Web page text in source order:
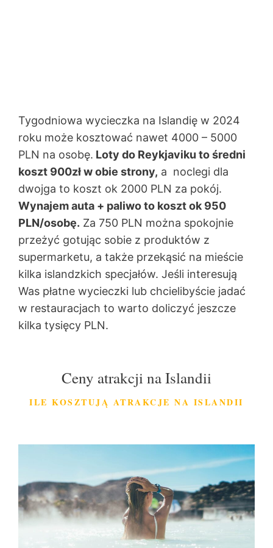
Tygodniowa wycieczka na Islandię w 2024
roku może kosztować nawet 4000 – 5000
PLN na osobę. Loty do Reykjaviku to średni
koszt 900zł w obie strony, a noclegi dla
dwojga to koszt ok 2000 PLN za pokój.
Wynajem auta + paliwo to koszt ok 950
PLN/osobę. Za 750 PLN można spokojnie
przeżyć gotując sobie z produktów z
supermarketu, a także przekąsić na mieście
kilka islandzkich specjałów. Jeśli interesują
Was płatne wycieczki lub chcielibyście jadać
w restauracjach to warto doliczyć jeszcze
kilka tysięcy PLN.
Ceny atrakcji na Islandii
ILE KOSZTUJĄ ATRAKCJE NA ISLANDII